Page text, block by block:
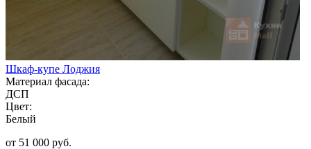
Шкаф-купе Лоджия
Материал фасада:
ДСП
Цвет:
Белый
от 51 000 руб.